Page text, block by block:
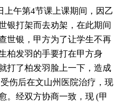
上午第4节课上课期间，因乙
银打架而去劝架，在此期间
世银，甲方为了让学生不再
柏发羽的手要打在甲方身
打了柏发羽脸上一下，造成
伤后在文山州医院治疗，现
。经双方协商一致，现 (甲